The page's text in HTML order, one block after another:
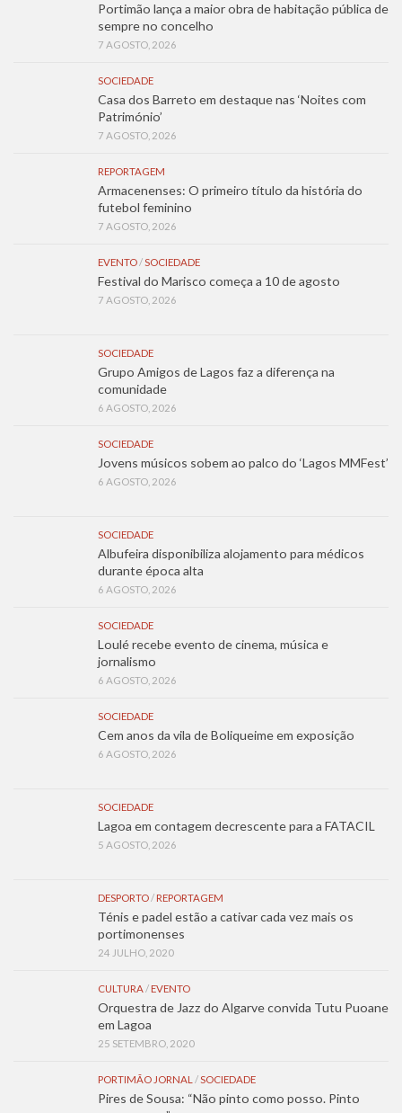
Portimão lança a maior obra de habitação pública de
sempre no concelho
7 AGOSTO, 2026
SOCIEDADE
Casa dos Barreto em destaque nas ‘Noites com
Património’
7 AGOSTO, 2026
REPORTAGEM
Armacenenses: O primeiro título da história do
futebol feminino
7 AGOSTO, 2026
EVENTO/SOCIEDADE
Festival do Marisco começa a 10 de agosto
7 AGOSTO, 2026
SOCIEDADE
Grupo Amigos de Lagos faz a diferença na
comunidade
6 AGOSTO, 2026
SOCIEDADE
Jovens músicos sobem ao palco do ‘Lagos MMFest’
6 AGOSTO, 2026
SOCIEDADE
Albufeira disponibiliza alojamento para médicos
durante época alta
6 AGOSTO, 2026
SOCIEDADE
Loulé recebe evento de cinema, música e
jornalismo
6 AGOSTO, 2026
SOCIEDADE
Cem anos da vila de Boliqueime em exposição
6 AGOSTO, 2026
SOCIEDADE
Lagoa em contagem decrescente para a FATACIL
5 AGOSTO, 2026
DESPORTO/ REPORTAGEM
Ténis e padel estão a cativar cada vez mais os
portimonenses
24 JULHO, 2020
CULTURA/ EVENTO
Orquestra de Jazz do Algarve convida Tutu Puoane
em Lagoa
25 SETEMBRO, 2020
PORTIMÃO JORNAL /SOCIEDADE
Pires de Sousa: “Não pinto como posso. Pinto